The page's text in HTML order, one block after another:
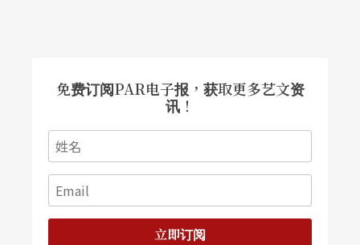
nrocks, 25 septembre 2018.
Anne Diatkine, « Ostermeier, la "Nuit " où "t
out le monde est trans " » inLibération, 20 se
ptembre 2018.
免费订阅PAR电子报，获取更多艺文资
讯！
立即订阅